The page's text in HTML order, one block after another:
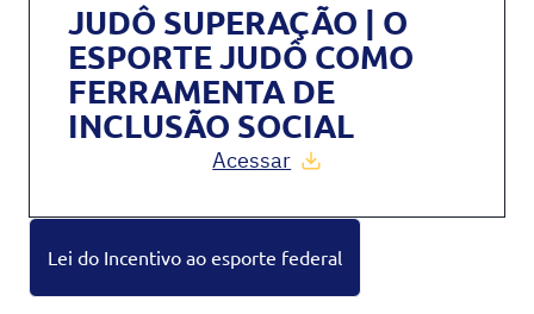
JUDÔ SUPERAÇÃO | O
ESPORTE JUDÔ COMO
FERRAMENTA DE
INCLUSÃO SOCIAL
Acessar
Lei do Incentivo ao esporte federal